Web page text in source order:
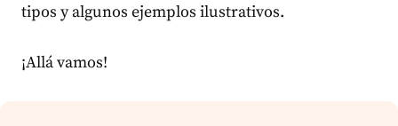
tipos y algunos ejemplos ilustrativos.
¡Allá vamos!